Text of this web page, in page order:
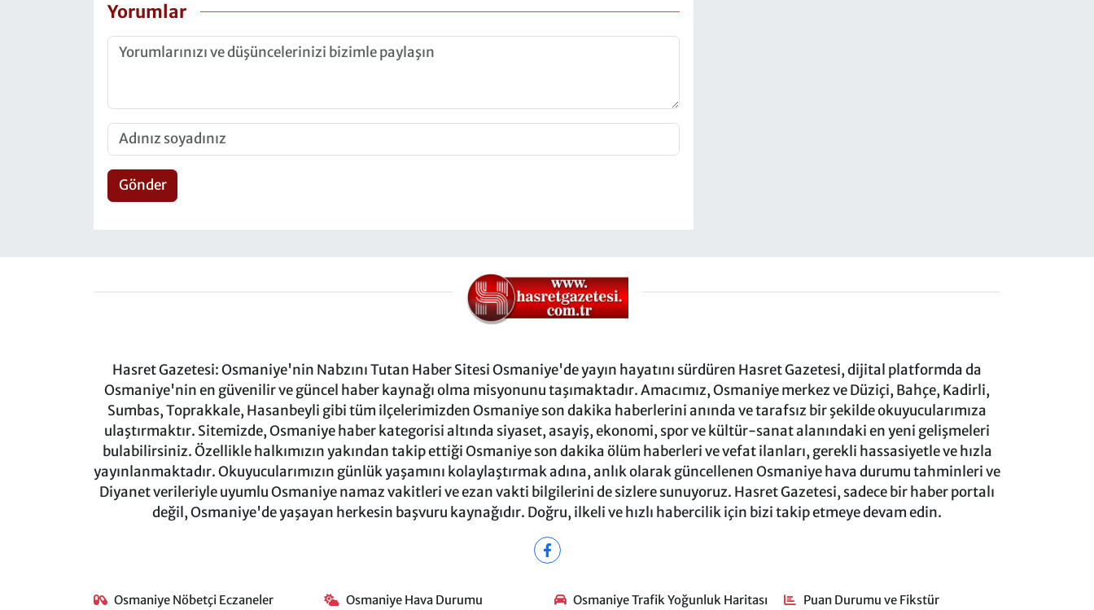
Yorumlar
Gönder
Hasret Gazetesi: Osmaniye'nin Nabzını Tutan Haber Sitesi Osmaniye'de yayın hayatını sürdüren Hasret Gazetesi, dijital platformda da
Osmaniye'nin en güvenilir ve güncel haber kaynağı olma misyonunu taşımaktadır. Amacımız, Osmaniye merkez ve Düziçi, Bahçe, Kadirli,
Sumbas, Toprakkale, Hasanbeyli gibi tüm ilçelerimizden Osmaniye son dakika haberlerini anında ve tarafsız bir şekilde okuyucularımıza
ulaştırmaktır. Sitemizde, Osmaniye haber kategorisi altında siyaset, asayiş, ekonomi, spor ve kültür-sanat alanındaki en yeni gelişmeleri
bulabilirsiniz. Özellikle halkımızın yakından takip ettiği Osmaniye son dakika ölüm haberleri ve vefat ilanları, gerekli hassasiyetle ve hızla
yayınlanmaktadır. Okuyucularımızın günlük yaşamını kolaylaştırmak adına, anlık olarak güncellenen Osmaniye hava durumu tahminleri ve
Diyanet verileriyle uyumlu Osmaniye namaz vakitleri ve ezan vakti bilgilerini de sizlere sunuyoruz. Hasret Gazetesi, sadece bir haber portalı
değil, Osmaniye'de yaşayan herkesin başvuru kaynağıdır. Doğru, ilkeli ve hızlı habercilik için bizi takip etmeye devam edin.
Osmaniye Nöbetçi Eczaneler Osmaniye Hava Durumu Osmaniye Trafik Yoğunluk Haritası Puan Durumu ve Fikstür